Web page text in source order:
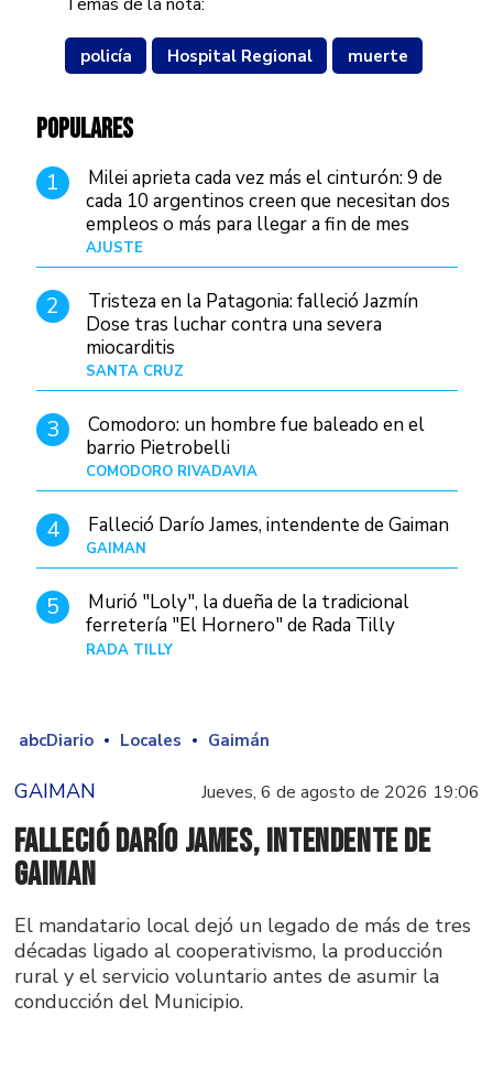
policía Hospital Regional muerte
POPULARES
1
Milei aprieta cada vez más el cinturón: 9 de
cada 10 argentinos creen que necesitan dos
empleos o más para llegar a fin de mes
AJUSTE
2
Tristeza en la Patagonia: falleció Jazmín
Dose tras luchar contra una severa
miocarditis
SANTA CRUZ
3
Comodoro: un hombre fue baleado en el
barrio Pietrobelli
COMODORO RIVADAVIA
4 Falleció Darío James, intendente de Gaiman
GAIMAN
5
Murió "Loly", la dueña de la tradicional
ferretería "El Hornero" de Rada Tilly
RADA TILLY
abcDiario Locales Gaimán
GAIMAN Jueves, 6 de agosto de 2026 19:06
Falleció Darío James, intendente de
Gaiman
El mandatario local dejó un legado de más de tres
décadas ligado al cooperativismo, la producción
rural y el servicio voluntario antes de asumir la
conducción del Municipio.